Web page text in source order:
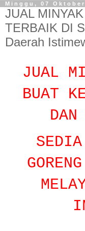
Minggu, 07 Oktober
JUAL
TERBAIK DI
Daerah
JUAL
BUAT
DAN